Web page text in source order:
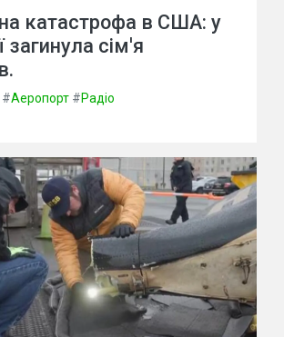
катастрофа в США: у
загинула сім'я
#Аеропорт #Радіо